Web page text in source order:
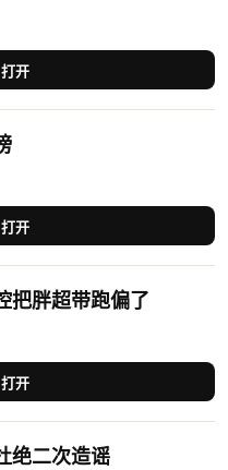
打开
打开
把胖超带跑偏了
打开
绝二次造谣